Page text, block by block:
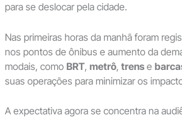
para se deslocar pela cidade.
Nas primeiras horas da manhã foram
nos pontos de ônibus e aumento da
modais, como BRT, metrô, trense
suas operações para minimizar os
A expectativa agora se concentra na